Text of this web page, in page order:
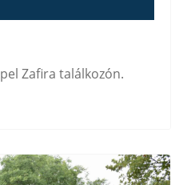
Zafira találkozón.